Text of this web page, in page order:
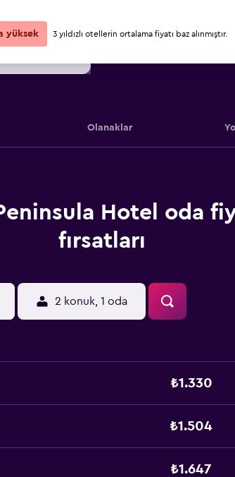
Fırsatı Görüntüle
Olanaklar
Hotel oda
fırsatları
2 konuk, 1 oda
₺1.330
₺1.504
₺1.647
yüksek 3 yıldızlı otellerin ortalama fiyatı baz alınmıştır.